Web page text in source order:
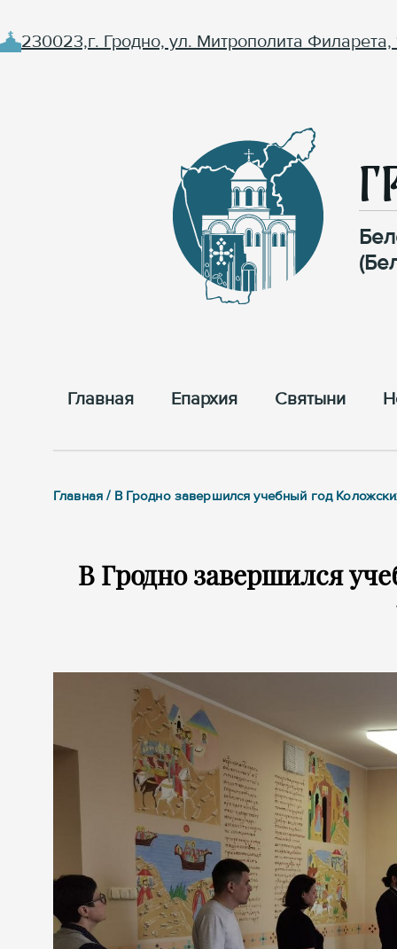
230023,г. Гродно, ул. Митрополита Филарета,
Главная Епархия Cвятыни
Главная / В Гродно завершился учебный год
В Гродно завершился